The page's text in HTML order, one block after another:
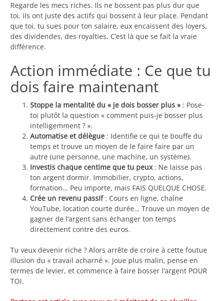
Regarde les mecs riches. Ils ne bossent pas plus dur que
toi, ils ont juste des actifs qui bossent à leur place. Pendant
que toi, tu sues pour ton salaire, eux encaissent des loyers,
des dividendes, des royalties. C’est là que se fait la vraie
différence.
Action immédiate : Ce que tu
dois faire maintenant
Stoppe la mentalité du « je dois bosser plus » : Pose-
toi plutôt la question « comment puis-je bosser plus
intelligemment ? ».
Automatise et délègue : Identifie ce qui te bouffe du
temps et trouve un moyen de le faire faire par un
autre (une personne, une machine, un système).
Investis chaque centime que tu peux: Ne laisse pas
ton argent dormir. Immobilier, crypto, actions,
formation… Peu importe, mais FAIS QUELQUE CHOSE.
Crée un revenu passif: Cours en ligne, chaîne
YouTube, location courte durée… Trouve un moyen de
gagner de l’argent sans échanger ton temps
directement contre des euros.
Tu veux devenir riche ? Alors arrête de croire à cette foutue
illusion du « travail acharné ». Joue plus malin, pense en
termes de levier, et commence à faire bosser l’argent POUR
TOI.